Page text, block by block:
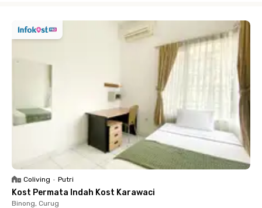
Coliving • Putri
Kost Permata Indah Kost Karawaci
Binong, Curug